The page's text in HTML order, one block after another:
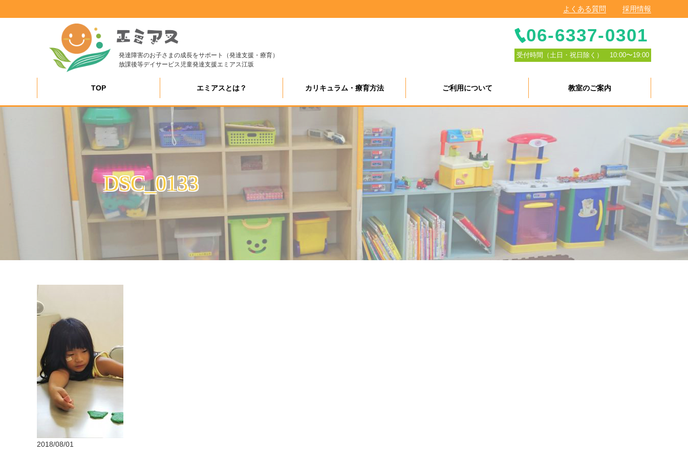
よくある質問 採用情報
発達障害のお子さまの成長をサポート（発達支援・療育）
放課後等デイサービス児童発達支援エミアス江坂
06-6337-0301
受付時間（土日・祝日除く） 10:00〜19:00
TOP エミアスとは？ カリキュラム・療育方法 ご利用について 教室のご案内
DSC_0133
2018/08/01